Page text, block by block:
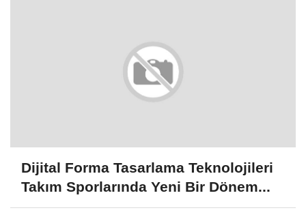
Dijital Forma Tasarlama Teknolojileri
Takım Sporlarında Yeni Bir Dönem...